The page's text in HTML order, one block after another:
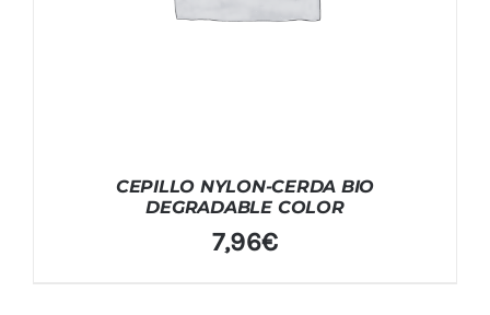
CEPILLO NYLON-CERDA BIO
DEGRADABLE COLOR
7,96€